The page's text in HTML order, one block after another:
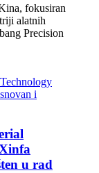
fokusiran
alatnih
Precision
u rad